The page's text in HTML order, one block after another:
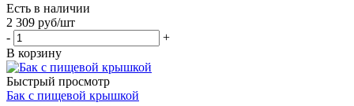
Есть в наличии
2 309 руб/шт
-
+
В корзину
Быстрый просмотр
Бак с пищевой крышкой